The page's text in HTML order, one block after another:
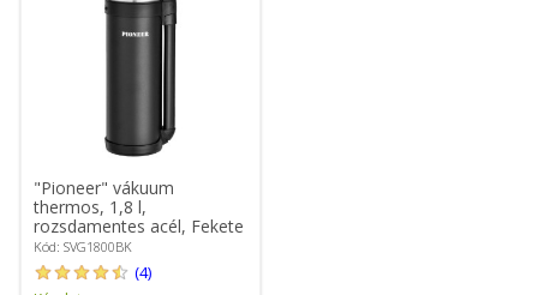
"Pioneer" vákuum
thermos, 1,8 l,
rozsdamentes acél, Fekete
- Grunwerg
Kód: SVG1800BK
(4)